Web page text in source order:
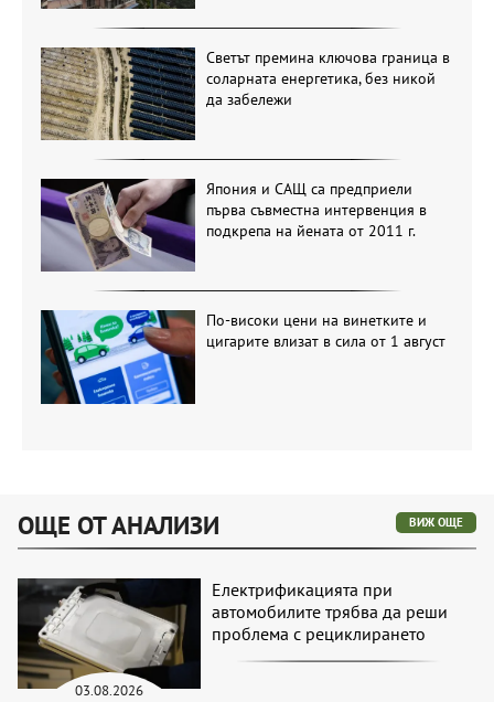
Светът премина ключова граница в
соларната енергетика, без никой
да забележи
Япония и САЩ са предприели
първа съвместна интервенция в
подкрепа на йената от 2011 г.
По-високи цени на винетките и
цигарите влизат в сила от 1 август
ОЩЕ ОТ АНАЛИЗИ ВИЖ ОЩЕ
03.08.2026
Електрификацията при
автомобилите трябва да реши
проблема с рециклирането